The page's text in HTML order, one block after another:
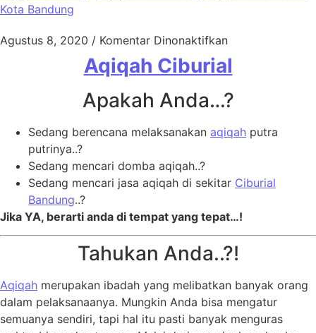
Kota Bandung
Agustus 8, 2020 / Komentar Dinonaktifkanpada Aqiqah
Aqiqah Ciburial
Apakah Anda…?
Sedang berencana melaksanakan aqiqah putra
putrinya..?
Sedang mencari domba aqiqah..?
Sedang mencari jasa aqiqah di sekitar Ciburial
Bandung..?
Jika YA, berarti anda di tempat yang tepat…!
Tahukan Anda..?!
Aqiqah merupakan ibadah yang melibatkan banyak orang
dalam pelaksanaanya. Mungkin Anda bisa mengatur
semuanya sendiri, tapi hal itu pasti banyak menguras